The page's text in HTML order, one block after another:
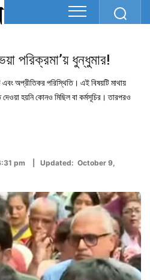
পরিক্রমা’য় ধুন্ধুমার!
অপ্রীতিকর পরিস্থিতি। এই বিষয়টি মাথায়
হয়নি কোনও মিছিল বা কর্মসূচির। তারপরও
pm | Updated: October 9,